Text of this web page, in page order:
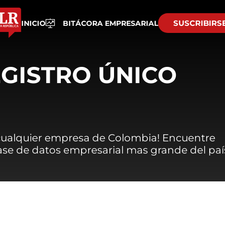
INICIO BITÁCORA EMPRESARIAL
ÚNICO
empresa de Colombia! Encuentre
de datos empresarial mas grande del